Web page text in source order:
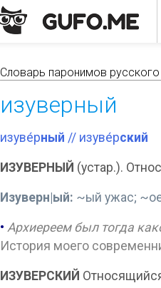
Словарь паронимов
изуверный
изуве́рный // изуве́рский
ИЗУВЕРНЫЙ (устар.).
Изуверн|ый: ~ый ужас;
• Архиереем был тогда
История моего
ИЗУВЕРСКИЙ